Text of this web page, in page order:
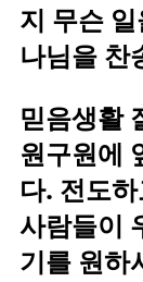
지 무슨
나님을 찬
믿음생활
원구원에
다. 전도
사람들이
기를 원하